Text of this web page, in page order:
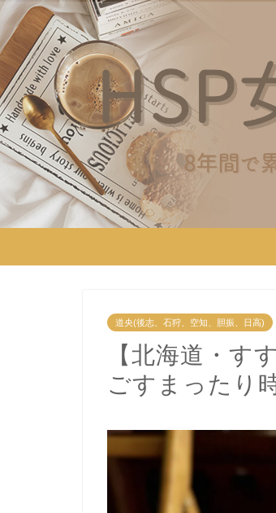
道央(後志、石狩、空知、胆振、日高)
【北海道・す
ごすまったり